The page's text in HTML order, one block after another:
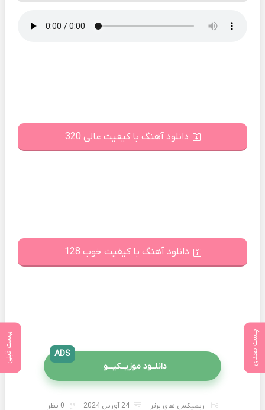
پست بعدی پست قبلی
دانلود آهنگ با کیفیت عالی 320
دانلود آهنگ با کیفیت خوب 128
دانلــود موزیــکیـــو
ADS
ریمیکس های برتر 24 آوریل 2024 0 نظر